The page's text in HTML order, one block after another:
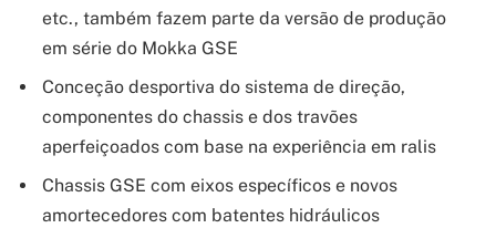
etc., também fazem parte da versão de produção
em série do Mokka GSE
Conceção desportiva do sistema de direção,
componentes do chassis e dos travões
aperfeiçoados com base na experiência em ralis
Chassis GSE com eixos específicos e novos
amortecedores com batentes hidráulicos